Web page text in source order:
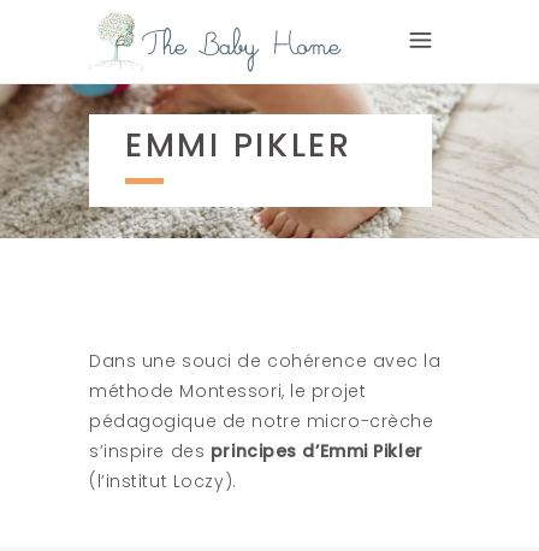
EMMI PIKLER
Dans une souci de cohérence avec la
méthode Montessori, le projet
pédagogique de notre micro-crèche
s’inspire des principes d’Emmi Pikler
(l’institut Loczy).